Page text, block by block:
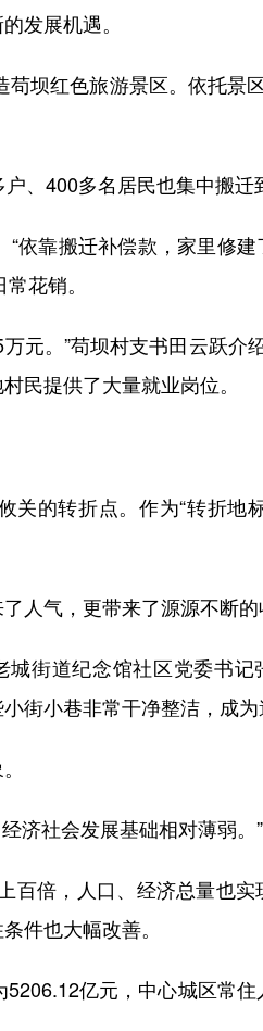
发展机遇。
坝红色旅游景区。依托景
400多名居民也集中搬迁
靠搬迁补偿款，家里修建
花销。
。”苟坝村支书田云跃介
民提供了大量就业岗位。
的转折点。作为“转折地
气，更带来了源源不断的
街道纪念馆社区党委书记
街小巷非常干净整洁，成为
社会发展基础相对薄弱。”
倍，人口、经济总量也实
件也大幅改善。
亿元，中心城区常住